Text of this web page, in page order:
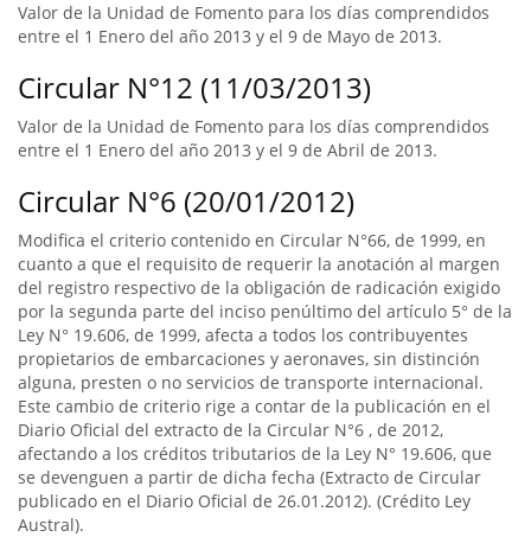
Valor de la Unidad de Fomento para los días comprendidos
entre el 1 Enero del año 2013 y el 9 de Mayo de 2013.
Circular N°12 (11/03/2013)
Valor de la Unidad de Fomento para los días comprendidos
entre el 1 Enero del año 2013 y el 9 de Abril de 2013.
Circular N°6 (20/01/2012)
Modifica el criterio contenido en Circular N°66, de 1999, en
cuanto a que el requisito de requerir la anotación al margen
del registro respectivo de la obligación de radicación exigido
por la segunda parte del inciso penúltimo del artículo 5° de la
Ley N° 19.606, de 1999, afecta a todos los contribuyentes
propietarios de embarcaciones y aeronaves, sin distinción
alguna, presten o no servicios de transporte internacional.
Este cambio de criterio rige a contar de la publicación en el
Diario Oficial del extracto de la Circular N°6 , de 2012,
afectando a los créditos tributarios de la Ley N° 19.606, que
se devenguen a partir de dicha fecha (Extracto de Circular
publicado en el Diario Oficial de 26.01.2012). (Crédito Ley
Austral).